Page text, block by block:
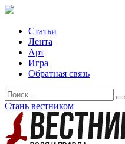
Статьи
Лента
Арт
Игра
Обратная связь
Стань вестником